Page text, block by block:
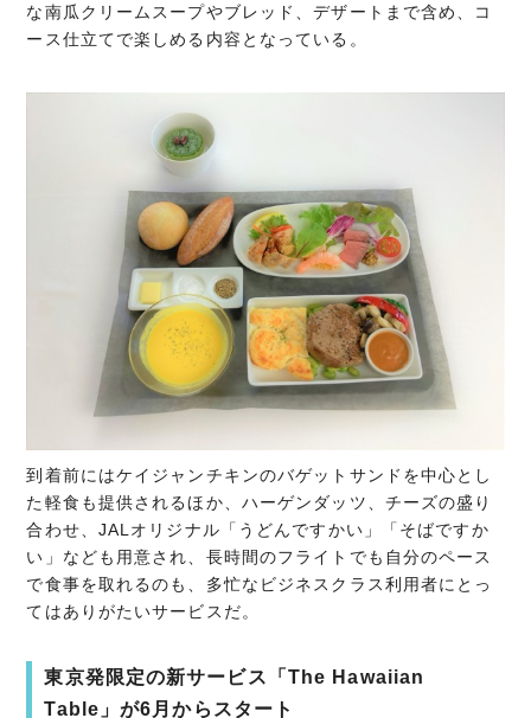
な南瓜クリームスープやブレッド、デザートまで含め、コ
ース仕立てで楽しめる内容となっている。
到着前にはケイジャンチキンのバゲットサンドを中心とし
た軽食も提供されるほか、ハーゲンダッツ、チーズの盛り
合わせ、JALオリジナル「うどんですかい」「そばですか
い」なども用意され、長時間のフライトでも自分のペース
で食事を取れるのも、多忙なビジネスクラス利用者にとっ
てはありがたいサービスだ。
東京発限定の新サービス「The Hawaiian
Table」が6月からスタート